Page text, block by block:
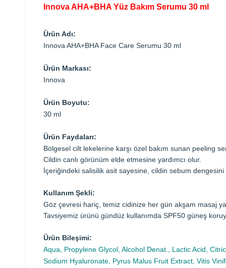
Innova AHA+BHA Yüz Bakım Serumu 30 ml
Ürün Adı:
Innova AHA+BHA Face Care Serumu 30 ml
Ürün Markası:
Innova
Ürün Boyutu:
30 ml
Ürün Faydaları:
Bölgesel cilt lekelerine karşı özel bakım sunan peeling
Cildin canlı görünüm elde etmesine yardımcı olur.
İçeriğindeki salisilik asit sayesine, cildin sebum dengesini
Kullanım Şekli:
Göz çevresi hariç, temiz cidinize her gün akşam masaj
Tavsiyemiz ürünü gündüz kullanımda SPF50 güneş
Ürün Bileşimi:
Aqua, Propylene Glycol, Alcohol Denat., Lactic Acid,
Sodium Hyaluronate, Pyrus Malus Fruit Extract, Vitis